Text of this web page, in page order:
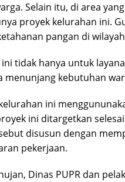
Selain itu, di area
proyek kelurahan ini.
pangan di
tidak hanya untuk
menunjang kebutuhan
ini
ini ditargetkan
disusun dengan
pekerjaan.
Dinas PUPR dan